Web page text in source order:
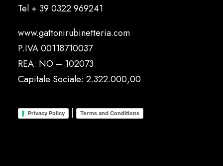
Tel + 39 0322 969241
www.gattonirubinetteria.com
P.IVA 00118710037
REA: NO – 102073
Capitale Sociale: 2.322.000,00
Privacy Policy | Terms and Conditions